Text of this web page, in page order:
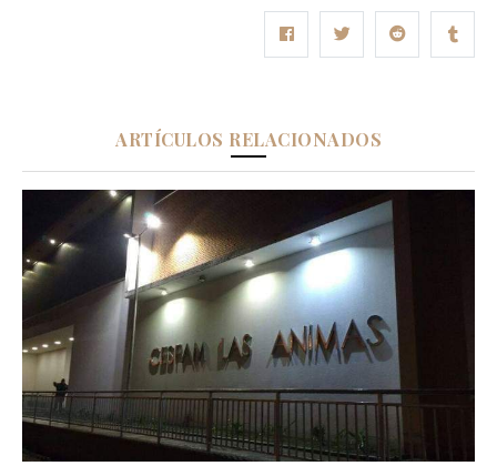
ARTÍCULOS RELACIONADOS